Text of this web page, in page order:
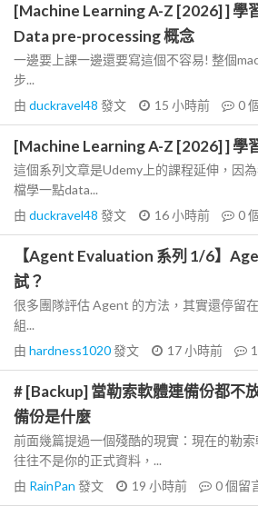
[Machine Learning A-Z [2026] ] 學
Data pre-processing 概念
一邊要上課一邊還要寫這個不容易! 整個
步...
由 duckravel48 發文 15 小時前 0
[Machine Learning A-Z [2026] ] 學
這個系列文章是Udemy上的課程延伸，因
檔學一點data...
由 duckravel48 發文 16 小時前 0
【Agent Evaluation 系列 1/6】
試？
很多團隊評估 Agent 的方法，其實還停留
組...
由 hardness1020發文 17 小時前 1
# [Backup] 當勒索軟體連備份都不
備份是什麼
前面幾篇提過一個殘酷的現實：現在的勒
往往不是你的正式資料，...
由 RainPan 發文 19 小時前 0個留